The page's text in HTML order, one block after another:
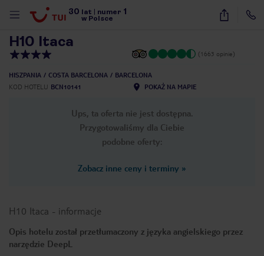
30 lat numer 1
w Polsce
10
H10 Itaca
(1663 opinie)
HISZPANIA COSTA BARCELONA
BARCELONA
KOD HOTELU BCN10141 POKAŻ NA MAPIE
Ups, ta oferta nie jest dostępna.
Przygotowaliśmy dla Ciebie
podobne oferty:
Zobacz inne ceny i terminy »
H10 Itaca - informacje
Opis hotelu został przetłumaczony z języka angielskiego przez
narzędzie DeepL